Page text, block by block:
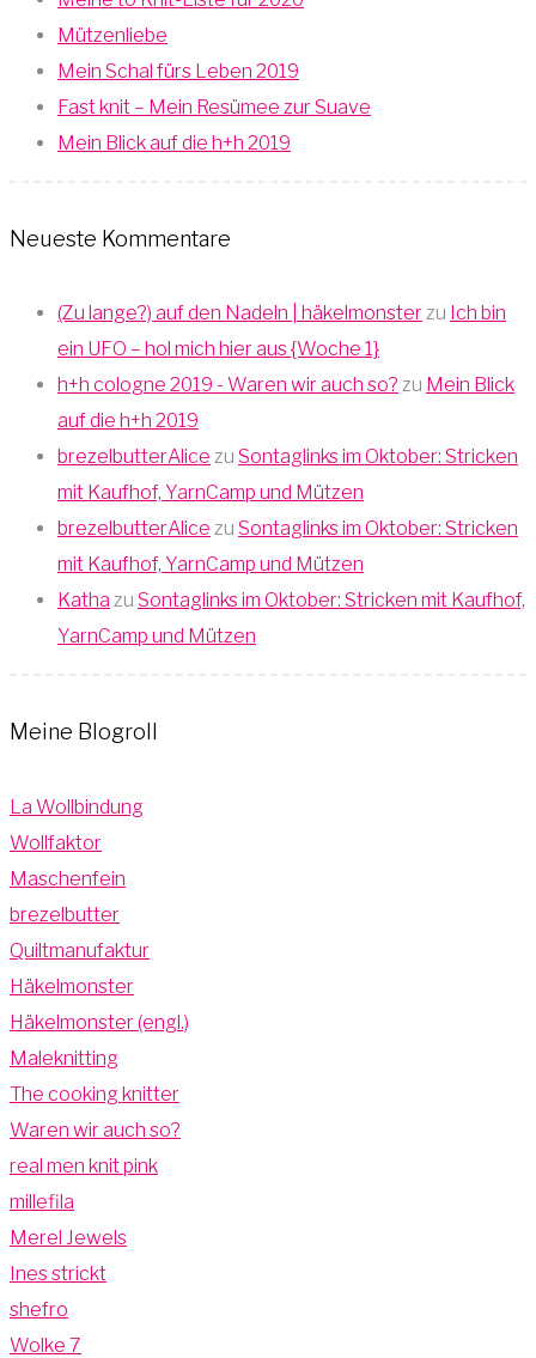
Mützenliebe
Mein Schal fürs Leben 2019
Fast knit – Mein Resümee zur Suave
Mein Blick auf die h+h 2019
Neueste Kommentare
(Zu lange?) auf den Nadeln | häkelmonster zu Ich bin
ein UFO – hol mich hier aus {Woche 1}
h+h cologne 2019 - Waren wir auch so? zu Mein Blick
auf die h+h 2019
brezelbutterAlice zu Sontaglinks im Oktober: Stricken
mit Kaufhof, YarnCamp und Mützen
brezelbutterAlice zu Sontaglinks im Oktober: Stricken
mit Kaufhof, YarnCamp und Mützen
Katha zu Sontaglinks im Oktober: Stricken mit Kaufhof,
YarnCamp und Mützen
Meine Blogroll
La Wollbindung
Wollfaktor
Maschenfein
brezelbutter
Quiltmanufaktur
Häkelmonster
Häkelmonster (engl.)
Maleknitting
The cooking knitter
Waren wir auch so?
real men knit pink
millefila
Merel Jewels
Ines strickt
shefro
Wolke 7